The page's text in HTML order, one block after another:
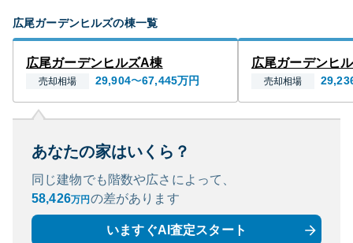
広尾ガーデンヒルズの棟一覧
広尾ガーデンヒルズA棟
売却相場 29,904〜67,445万円
広尾ガーデンヒ
売却相場
あなたの家はいくら？
同じ建物でも階数や広さによって、
58,426万円 の差があります
いますぐAI査定スタート